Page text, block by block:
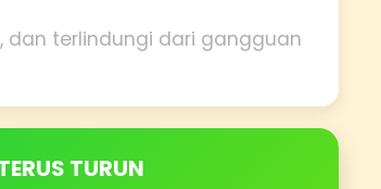
terlindungi dari gangguan
TURUN